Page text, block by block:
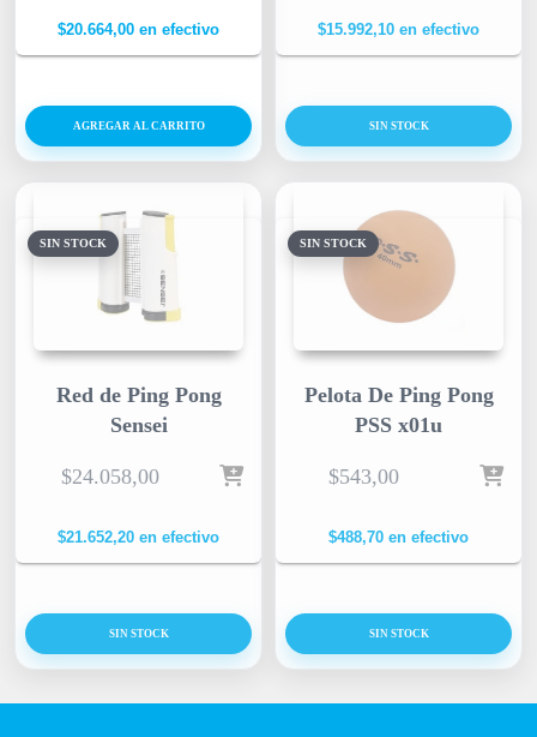
$15.992,10 en efectivo
SIN STOCK
SIN STOCK
Red de Ping Pong
Sensei
$24.058,00
$21.652,20 en efectivo
SIN STOCK
SIN STOCK
Pelota De Ping Pong
PSS x01u
$543,00
$488,70 en efectivo
SIN STOCK
$20.664,00 en efectivo
AGREGAR AL CARRITO